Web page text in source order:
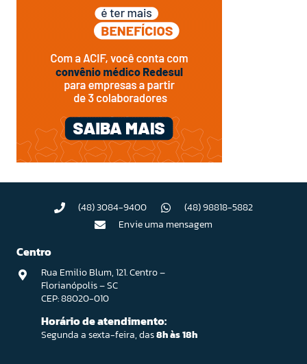
(48) 3084-9400
(48) 98818-5882
Envie uma mensagem
Centro
Rua Emilio Blum, 121. Centro –
Florianópolis – SC
CEP: 88020-010
Horário de atendimento:
Segunda a sexta-feira, das8h às 18h